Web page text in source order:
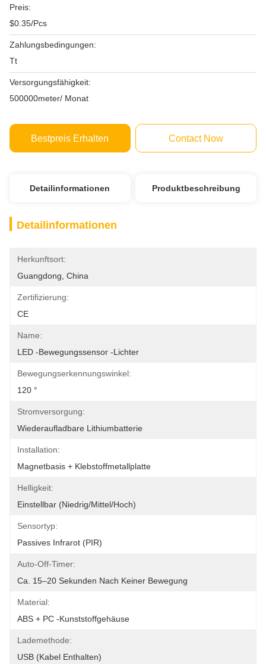
Preis:
$0.35/Pcs
Zahlungsbedingungen:
Tt
Versorgungsfähigkeit:
500000meter/ Monat
Bestpreis Erhalten Contact Now
Detailinformationen Produktbeschreibung
Detailinformationen
Herkunftsort:
Guangdong, China
Zertifizierung:
CE
Name:
LED -Bewegungssensor -Lichter
Bewegungserkennungswinkel:
120 °
Stromversorgung:
Wiederaufladbare Lithiumbatterie
Installation:
Magnetbasis + Klebstoffmetallplatte
Helligkeit:
Einstellbar (niedrig/mittel/hoch)
Sensortyp:
Passives Infrarot (PIR)
Auto-Off-Timer:
Ca. 15–20 Sekunden Nach Keiner Bewegung
Material:
ABS + PC -Kunststoffgehäuse
Lademethode:
USB (Kabel Enthalten)